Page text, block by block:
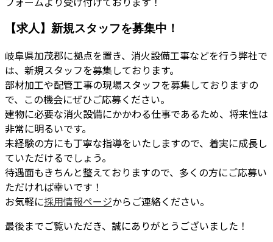
【求人】新規スタッフを募集中！
岐阜県加茂郡に拠点を置き、消火設備工事などを行う弊社で
は、新規スタッフを募集しております。
部材加工や配管工事の現場スタッフを募集しておりますの
で、この機会にぜひご応募ください。
建物に必要な消火設備にかかわる仕事であるため、将来性は
非常に明るいです。
未経験の方にも丁寧な指導をいたしますので、着実に成長し
ていただけるでしょう。
待遇面もきちんと整えておりますので、多くの方にご応募い
ただければ幸いです！
お気軽に採用情報ページからご連絡ください。
最後までご覧いただき、誠にありがとうございました！